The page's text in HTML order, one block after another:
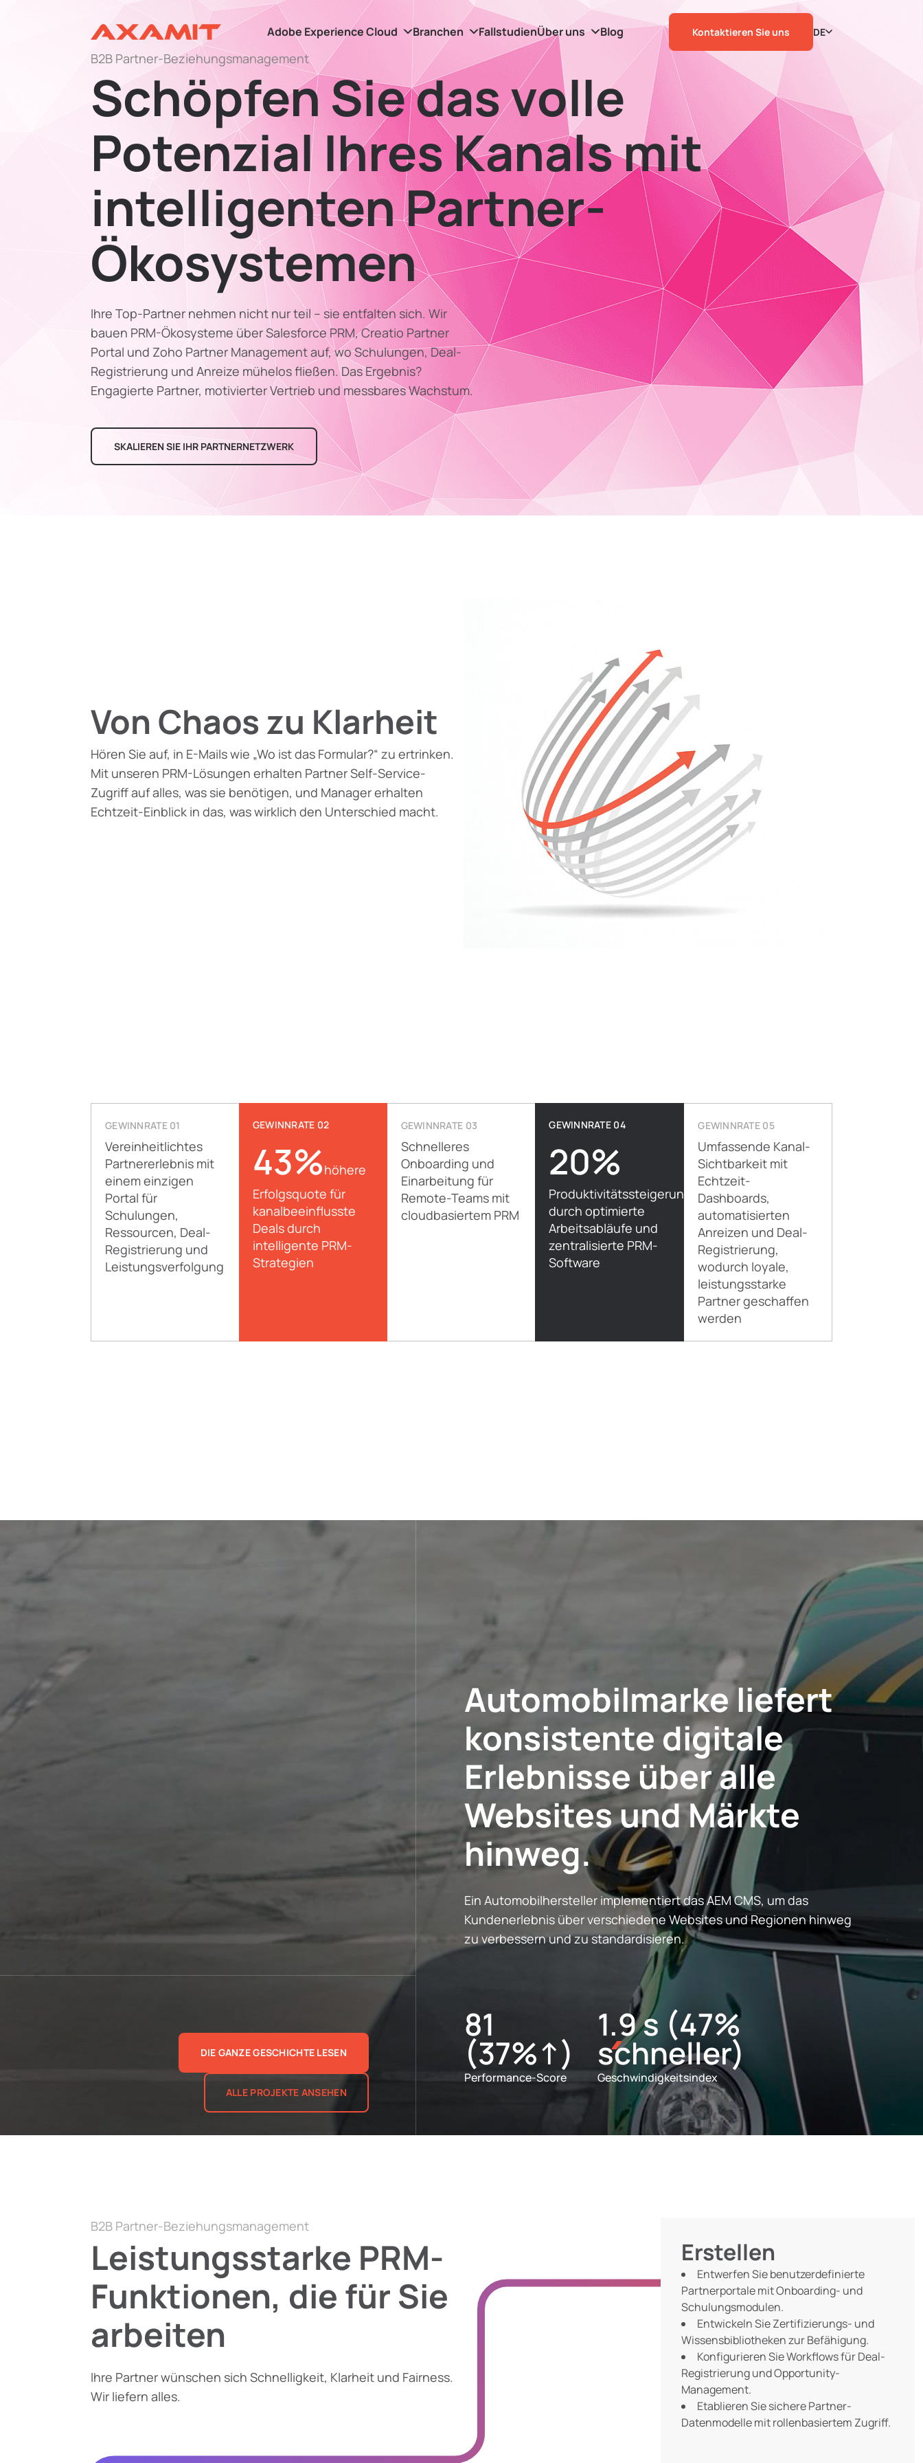
Adobe Experience Cloud Branchen FallstudienÜber uns Blog Kontaktieren Sie uns DE
B2B Partner-Beziehungsmanagement
Schöpfen Sie das volle
Potenzial Ihres Kanals mit
intelligenten Partner-
Ökosystemen
Ihre Top-Partner nehmen nicht nur teil – sie entfalten sich. Wir
bauen PRM-Ökosysteme über Salesforce PRM, Creatio Partner
Portal und Zoho Partner Management auf, wo Schulungen, Deal-
Registrierung und Anreize mühelos fließen. Das Ergebnis?
Engagierte Partner, motivierter Vertrieb und messbares Wachstum.
SKALIEREN SIE IHR PARTNERNETZWERK
Von Chaos zu Klarheit
Hören Sie auf, in E-Mails wie „Wo ist das Formular?“ zu ertrinken.
Mit unseren PRM-Lösungen erhalten Partner Self-Service-
Zugriff auf alles, was sie benötigen, und Manager erhalten
Echtzeit-Einblick in das, was wirklich den Unterschied macht.
GEWINNRATE 01
Vereinheitlichtes
Partnererlebnis mit
einem einzigen
Portal für
Schulungen,
Ressourcen, Deal-
Registrierung und
Leistungsverfolgung
GEWINNRATE 02
43%höhere
Erfolgsquote für
kanalbeeinflusste
Deals durch
intelligente PRM-
Strategien
GEWINNRATE 03
Schnelleres
Onboarding und
Einarbeitung für
Remote-Teams mit
cloudbasiertem PRM
GEWINNRATE 04
20%
Produktivitätssteigerung
durch optimierte
Arbeitsabläufe und
zentralisierte PRM-
Software
GEWINNRATE 05
Umfassende Kanal-
Sichtbarkeit mit
Echtzeit-
Dashboards,
automatisierten
Anreizen und Deal-
Registrierung,
wodurch loyale,
leistungsstarke
Partner geschaffen
werden
Automobilmarke liefert
konsistente digitale
Erlebnisse über alle
Websites und Märkte
hinweg.
Ein Automobilhersteller implementiert das AEM CMS, um das
Kundenerlebnis über verschiedene Websites und Regionen hinweg
zu verbessern und zu standardisieren.
81
(37%↑)
Performance-Score
1.9 s (47%
schneller)
Geschwindigkeitsindex
DIE GANZE GESCHICHTE LESEN
ALLE PROJEKTE ANSEHEN
B2B Partner-Beziehungsmanagement
Leistungsstarke PRM-
Funktionen, die für Sie
arbeiten
Ihre Partner wünschen sich Schnelligkeit, Klarheit und Fairness.
Wir liefern alles.
Erstellen
Entwerfen Sie benutzerdefinierte
Partnerportale mit Onboarding- und
Schulungsmodulen.
Entwickeln Sie Zertifizierungs- und
Wissensbibliotheken zur Befähigung.
Konfigurieren Sie Workflows für Deal-
Registrierung und Opportunity-
Management.
Etablieren Sie sichere Partner-
Datenmodelle mit rollenbasiertem Zugriff.